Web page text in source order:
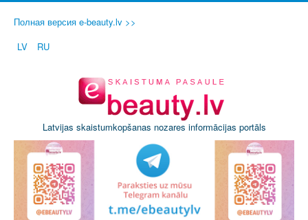
Полная версия e-beauty.lv >>
LV
RU
Latvijas skaistumkopšanas nozares informācijas portāls